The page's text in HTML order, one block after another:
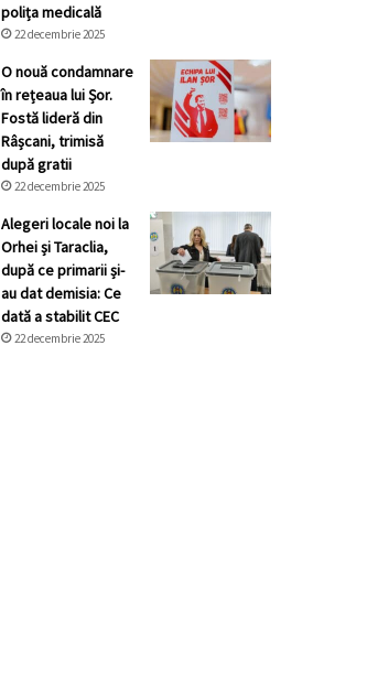
polița medicală
22 decembrie 2025
O nouă condamnare
în rețeaua lui Șor.
Fostă lideră din
Râșcani, trimisă
după gratii
22 decembrie 2025
Alegeri locale noi la
Orhei și Taraclia,
după ce primarii și-
au dat demisia: Ce
dată a stabilit CEC
22 decembrie 2025